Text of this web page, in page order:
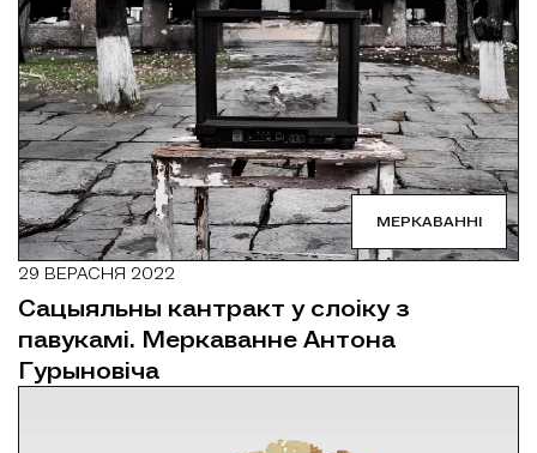
МЕРКАВАННІ
29 ВЕРАСНЯ 2022
Сацыяльны кантракт у слоіку з
павукамі. Меркаванне Антона
Гурыновіча